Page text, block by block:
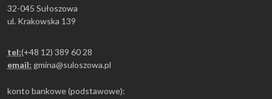
32-045 Sułoszowa
ul. Krakowska 139
tel:(+48 12) 389 60 28
email: gmina@suloszowa.pl
konto bankowe (podstawowe):